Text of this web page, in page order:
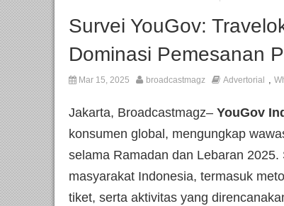
Survei YouGov:
Dominasi Pemesanan
Mar 15, 2025 broadcastmagz Advertorial ,
Jakarta, Broadcastmagz– YouGov
konsumen global, mengungkap
selama Ramadan dan Lebaran
masyarakat Indonesia, termasuk
tiket, serta aktivitas yang